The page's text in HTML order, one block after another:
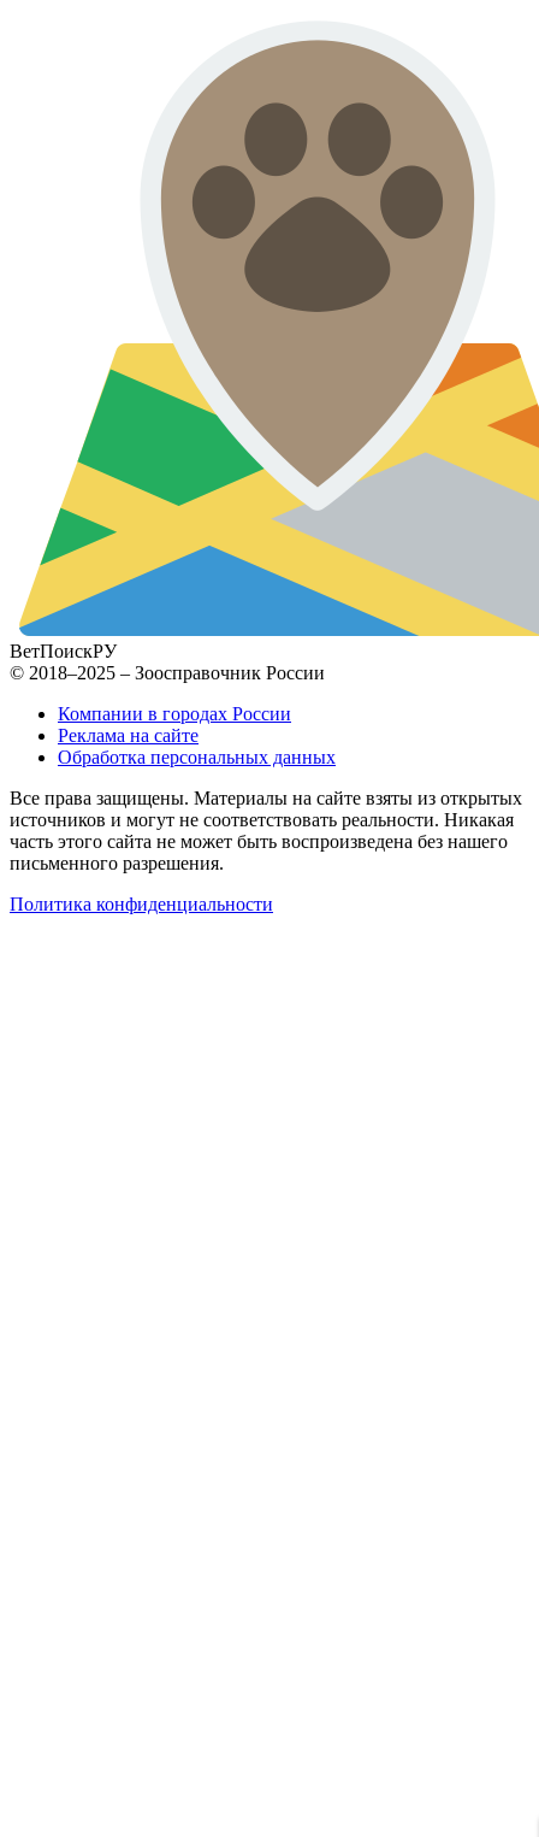
ВетПоискРУ
© 2018–2025 – Зоосправочник России
Компании в городах России
Реклама на сайте
Обработка персональных данных
Все права защищены. Материалы на сайте взяты из открытых
источников и могут не соответствовать реальности. Никакая
часть этого сайта не может быть воспроизведена без нашего
письменного разрешения.
Политика конфиденциальности